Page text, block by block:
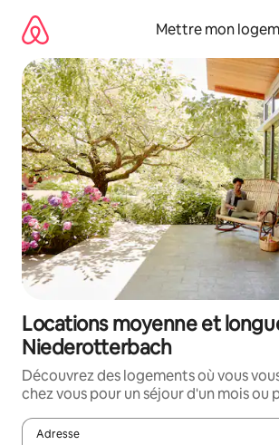
directement
contenu
Mettre mon
Locations moyenne et
Niederotterbach
Découvrez des logements où vous
chez vous pour un séjour d'un mois ou
Adresse